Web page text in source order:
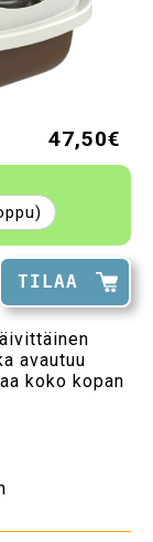
47,50€
TILAA
avautuu
koko kopan